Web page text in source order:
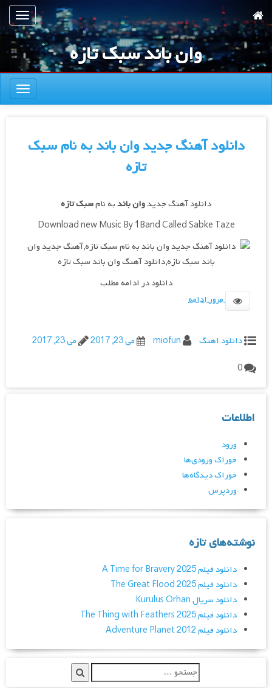
به
محتوای
اصلی
ناوبری
وان باند سبک تازه
ناوبری
دانلود آهنگ جدید وان باند به نام سبک
تازه
دانلود آهنگ جدیدوان باندبه نامسبک تازه
Download new Music By 1Band Called Sabke Taze
دانلود در ادامه مطلب
مرور ادامه
دانلود اهنگ miofun می 23, 2017
می 23, 2017
0
اطلاعات
ورود
خوراک ورودی‌ها
خوراک دیدگاه‌ها
وردپرس
نوشته‌های تازه
دانلود فیلم A Time for Bravery 2025
دانلود فیلم The Great Flood 2025
دانلود سریال Kurulus Orhan
دانلود فیلم The Thing with Feathers 2025
دانلود فیلم Adventure Planet 2012